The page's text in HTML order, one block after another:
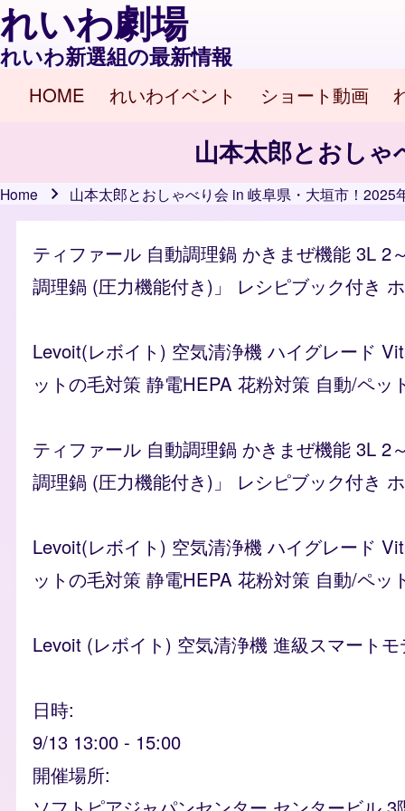
れいわ劇場
れいわ新選組の最新情報
Main navigation
HOME れいわイベント ショート動画
山本太郎とおし
Breadcrumb
Home 山本太郎とおしゃべり会 in 岐阜県・大垣市！2025
ティファール 自動調理鍋 かきまぜ機能 3L
調理鍋 (圧力機能付き)」 レシピブック付き
Levoit(レボイト) 空気清浄機 ハイグレード
ットの毛対策 静電HEPA 花粉対策 自動/ペッ
ティファール 自動調理鍋 かきまぜ機能 3L
調理鍋 (圧力機能付き)」 レシピブック付き
Levoit(レボイト) 空気清浄機 ハイグレード
ットの毛対策 静電HEPA 花粉対策 自動/ペッ
Levoit (レボイト) 空気清浄機 進級スマート
日時
9/13 13:00 - 15:00
開催場所